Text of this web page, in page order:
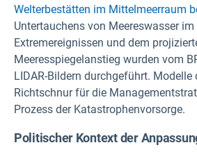
Welterbestätten im Mittelmeerraum
Untertauchens von Meereswasser
Extremereignissen und dem
Meeresspiegelanstieg wurden vom
LIDAR-Bildern durchgeführt. Modelle
Richtschnur für die
Prozess der Katastrophenvorsorge.
Politischer Kontext der